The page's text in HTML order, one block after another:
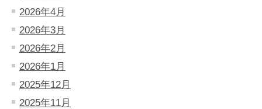
2026年4月
2026年3月
2026年2月
2026年1月
2025年12月
2025年11月